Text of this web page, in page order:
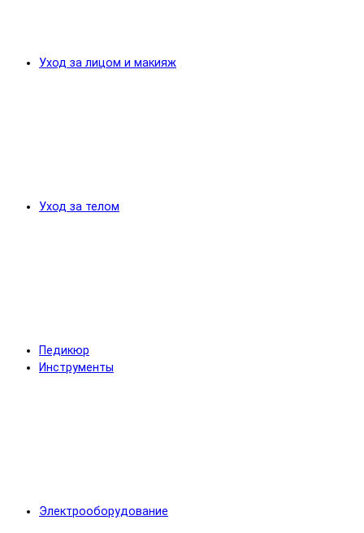
Уход за лицом и макияж
Уход за телом
Педикюр
Инструменты
Электрооборудование